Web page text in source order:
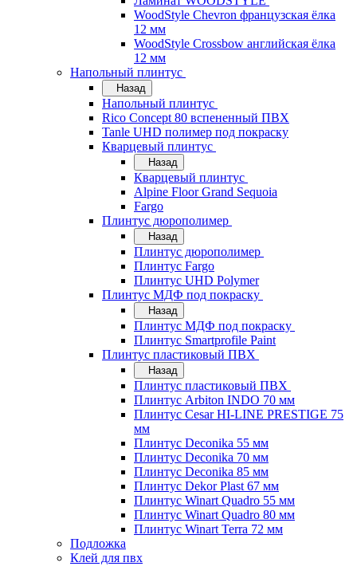
WoodStyle Chevron французская ёлка
12 мм
WoodStyle Crossbow английская ёлка
12 мм
Напольный плинтус
Назад
Напольный плинтус
Rico Concept 80 вспененный ПВХ
Tanle UHD полимер под покраску
Кварцевый плинтус
Назад
Кварцевый плинтус
Alpine Floor Grand Sequoia
Fargo
Плинтус дюрополимер
Назад
Плинтус дюрополимер
Плинтус Fargo
Плинтус UHD Polymer
Плинтус МДФ под покраску
Назад
Плинтус МДФ под покраску
Плинтус Smartprofile Paint
Плинтус пластиковый ПВХ
Назад
Плинтус пластиковый ПВХ
Плинтус Arbiton INDO 70 мм
Плинтус Cesar HI-LINE PRESTIGE 75
мм
Плинтус Deconika 55 мм
Плинтус Deconika 70 мм
Плинтус Deconika 85 мм
Плинтус Dekor Plast 67 мм
Плинтус Winart Quadro 55 мм
Плинтус Winart Quadro 80 мм
Плинтус Winart Terra 72 мм
Подложка
Клей для пвх